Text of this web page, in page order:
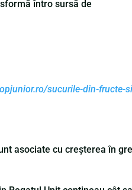
întro sursă de
sucurile-din-fructe-
asociate cu creşterea în